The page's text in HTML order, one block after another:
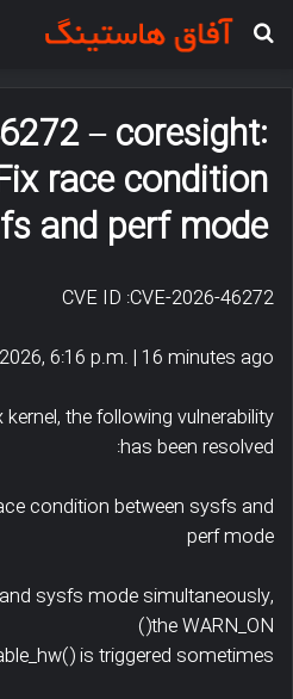
جستجو برای
– coresight:
race condition
and perf mode
CVE ID :CVE-2026-46272
6:16 p.m. | 16 minutes ago
the following vulnerability
has been resolved:
condition between sysfs and
perf mode
sysfs mode simultaneously,
the WARN_ON()
is triggered sometimes: